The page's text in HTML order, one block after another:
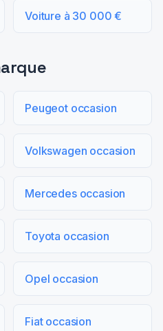
Voiture à 30 000 €
Peugeot occasion
Volkswagen occasion
Mercedes occasion
Toyota occasion
Opel occasion
Fiat occasion